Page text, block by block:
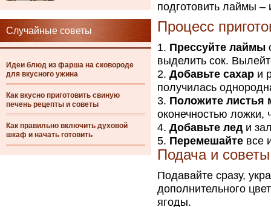
Случайные советы
Идеи блюд из фарша на сковороде
для вкусного ужина
Как вкусно приготовить свиную
печень рецепты и советы
Как правильно включить духовой
шкаф и начать готовить
подготовить лаймы –
Процесс
Прессуйте лаймы
выделить сок.
Добавьте сахар и
получилась
Положите листья
оконечностью ложки,
Добавьте леди
Перемешайте все
Подача и советы
Подавайте сразу,
дополнительного
ягоды.